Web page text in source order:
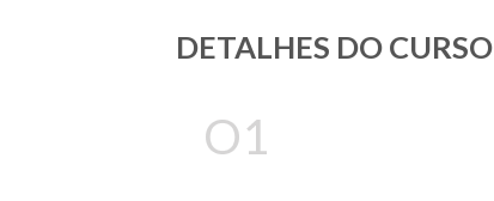
DETALHES DO CURSO
O1